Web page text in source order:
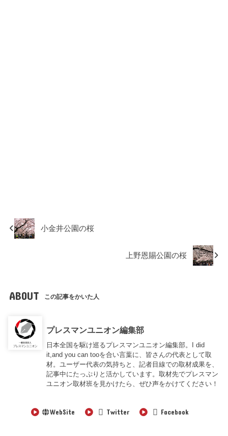
小金井公園の桜
上野恩賜公園の桜
ABOUT この記事をかいた人
プレスマンユニオン編集部
日本全国を駆け巡るプレスマンユニオン編集部。I did
it,and you can tooを合い言葉に、皆さんの代表として取
材。ユーザー代表の気持ちと、記者目線での取材成果を、
記事中にたっぷりと活かしています。取材先でプレスマン
ユニオン取材班を見かけたら、ぜひ声をかけてください！
WebSite Twitter Facebook